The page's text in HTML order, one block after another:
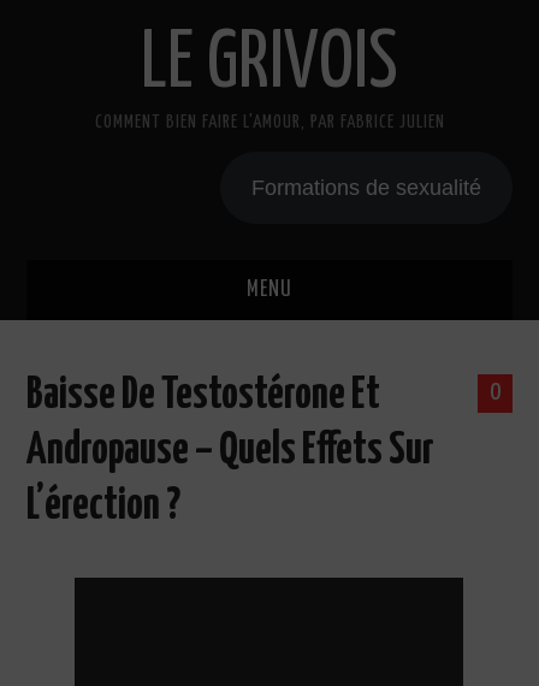
LE GRIVOIS
COMMENT BIEN FAIRE L'AMOUR, PAR FABRICE JULIEN
Formations de sexualité
MENU
A PROPOS
0
Baisse De Testostérone Et
Andropause – Quels Effets Sur
L’érection ?